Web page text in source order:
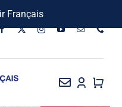
Français